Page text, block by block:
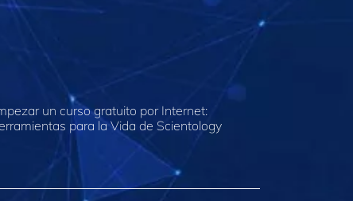
un curso gratuito por Internet:
para la Vida de Scientology